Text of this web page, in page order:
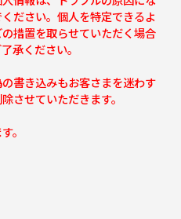
ださい。個人を特定できるよ
措置を取らせていただく場合
承ください。
書き込みもお客さまを迷わす
させていただきます。
。